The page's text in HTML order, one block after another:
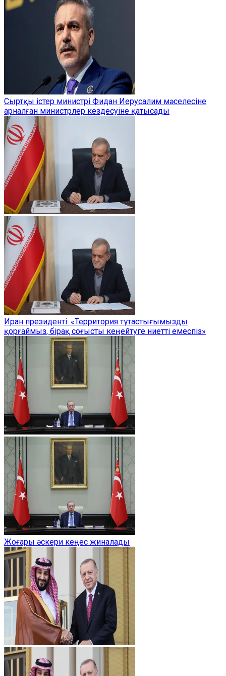
Сыртқы істер министрі Фидан Иерусалим мәселесіне
арналған министрлер кездесуіне қатысады
Иран президенті: «Территория тұтастығымызды
қорғаймыз, бірақ соғысты кеңейтуге ниетті емеспіз»
Жоғары әскери кеңес жиналады